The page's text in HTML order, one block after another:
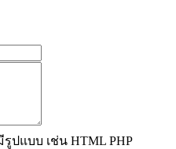
ปแบบ เช่น HTML PHP